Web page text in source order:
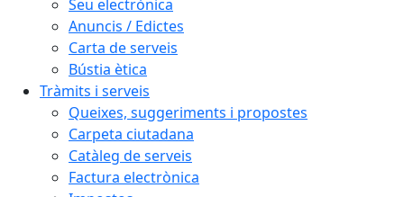
Seu electrònica
Anuncis / Edictes
Carta de serveis
Bústia ètica
Tràmits i serveis
Queixes, suggeriments i propostes
Carpeta ciutadana
Catàleg de serveis
Factura electrònica